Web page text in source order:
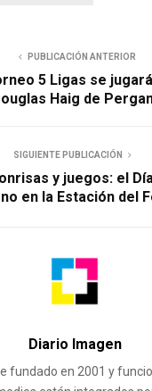
PUBLICACIÓN ANTERIOR
5 Ligas se
Haig de
SIGUIENTE PUBLICACIÓN
y juegos: el
en la Estación del
Diario Imagen
fundado en 2001 y